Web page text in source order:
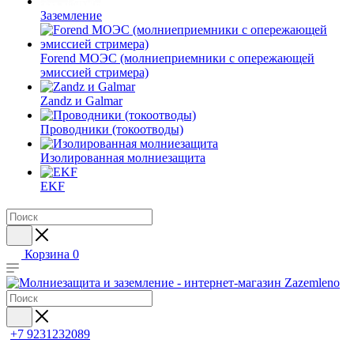
Заземление
Forend МОЭС (молниеприемники с опережающей
эмиссией стримера)
Zandz и Galmar
Проводники (токоотводы)
Изолированная молниезащита
EKF
Корзина 0
+7 9231232089